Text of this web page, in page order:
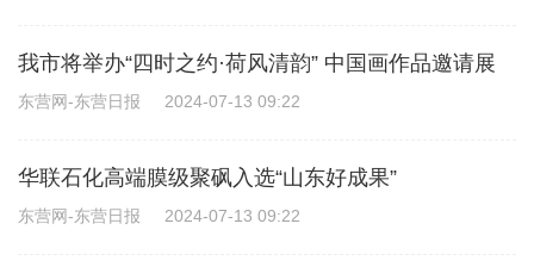
我市将举办“四时之约·荷风清韵” 中国画作品邀请展
东营网-东营日报 2024-07-13 09:22
华联石化高端膜级聚砜入选“山东好成果”
东营网-东营日报 2024-07-13 09:22